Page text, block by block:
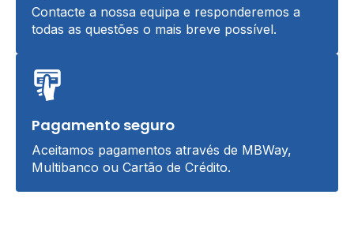
Contacte a nossa equipa e responderemos a
todas as questões o mais breve possível.
Pagamento seguro
Aceitamos pagamentos através de MBWay,
Multibanco ou Cartão de Crédito.